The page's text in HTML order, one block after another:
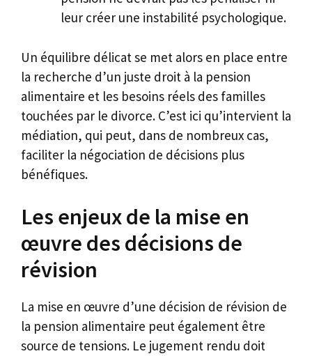
leur créer une instabilité psychologique.
Un équilibre délicat se met alors en place entre
la recherche d’un juste droit à la pension
alimentaire et les besoins réels des familles
touchées par le divorce. C’est ici qu’intervient la
médiation, qui peut, dans de nombreux cas,
faciliter la négociation de décisions plus
bénéfiques.
Les enjeux de la mise en
œuvre des décisions de
révision
La mise en œuvre d’une décision de révision de
la pension alimentaire peut également être
source de tensions. Le jugement rendu doit